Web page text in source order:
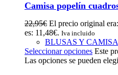
Camisa popelín
22,95€ El precio original
es: 11,48€. Iva incluido
BLUSAS Y
Seleccionar opciones Este
Las opciones se pueden